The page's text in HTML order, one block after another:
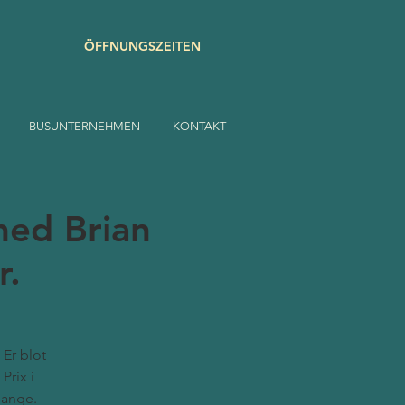
ÖFFNUNGSZEITEN
BUSUNTERNEHMEN KONTAKT
Brian
Er blot
i